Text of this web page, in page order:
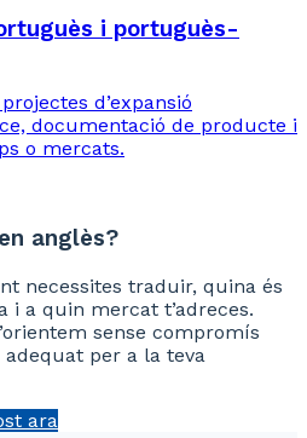
i portuguès-
d’expansió
documentació de producte i
o mercats.
anglès?
necessites traduir, quina és
i a quin mercat t’adreces.
sense compromís
adequat per a la teva
ara